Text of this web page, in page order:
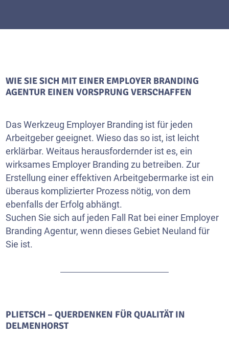
WIE SIE SICH MIT EINER EMPLOYER BRANDING
AGENTUR EINEN VORSPRUNG VERSCHAFFEN
Das Werkzeug Employer Branding ist für jeden
Arbeitgeber geeignet. Wieso das so ist, ist leicht
erklärbar. Weitaus herausfordernder ist es, ein
wirksames Employer Branding zu betreiben. Zur
Erstellung einer effektiven Arbeitgebermarke ist ein
überaus komplizierter Prozess nötig, von dem
ebenfalls der Erfolg abhängt.
Suchen Sie sich auf jeden Fall Rat bei einer Employer
Branding Agentur, wenn dieses Gebiet Neuland für
Sie ist.
PLIETSCH – QUERDENKEN FÜR QUALITÄT IN
DELMENHORST